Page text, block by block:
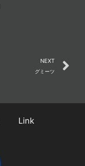
NEXT
グミーツ
Link